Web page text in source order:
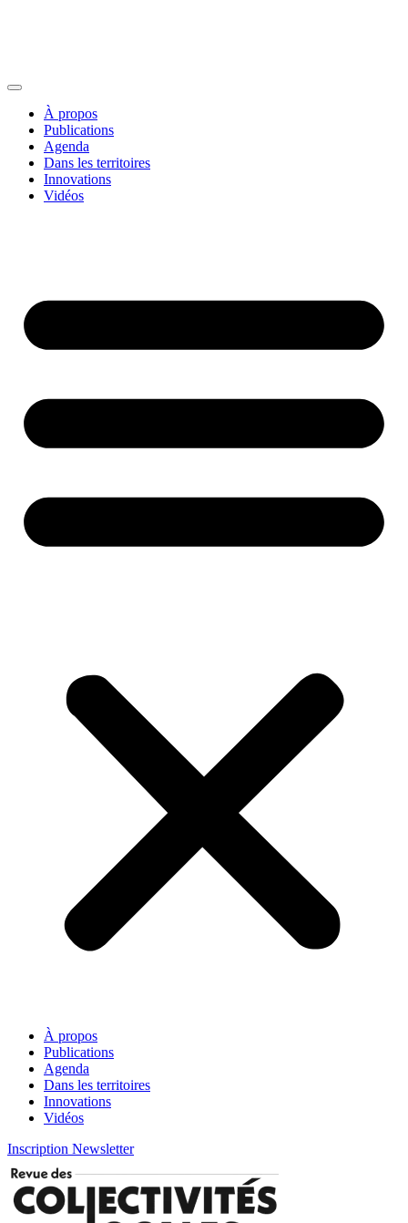
À propos
Publications
Agenda
Dans les territoires
Innovations
Vidéos
À propos
Publications
Agenda
Dans les territoires
Innovations
Vidéos
Inscription Newsletter